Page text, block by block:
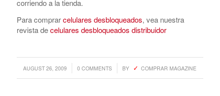
corriendo a la tienda.
Para comprarcelulares desbloqueados, vea nuestra
revista decelulares desbloqueados distribuidor
AUGUST 26, 2009
/ 0 COMMENTS
/ BY COMPRAR MAGAZINE